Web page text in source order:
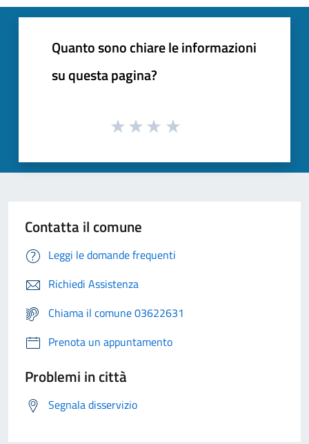
Quanto sono chiare le informazioni
su questa pagina?
Contatta il comune
Leggi le domande frequenti
Richiedi Assistenza
Chiama il comune 03622631
Prenota un appuntamento
Problemi in città
Segnala disservizio